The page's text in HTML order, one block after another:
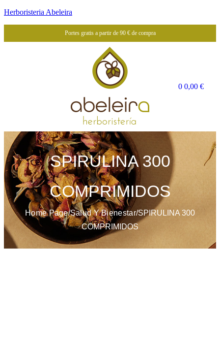
Herboristeria Abeleira
Portes gratis a partir de 90 € de compra
0 0,00 €
SPIRULINA 300
COMPRIMIDOS
Home Page/Salud Y Bienestar/SPIRULINA 300
COMPRIMIDOS